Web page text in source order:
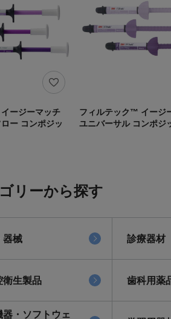
ージーマッチ
ー コンポジッ
フィルテック™ イージ
ユニバーサル コンポジ
リーから探す
器械 診療器材
衛生製品 歯科用薬
器・ソフトウェ